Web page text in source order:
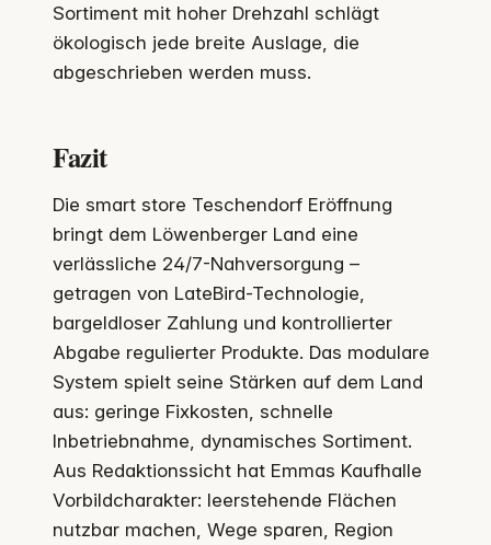
Sortiment mit hoher Drehzahl schlägt
ökologisch jede breite Auslage, die
abgeschrieben werden muss.
Fazit
Die smart store Teschendorf Eröffnung
bringt dem Löwenberger Land eine
verlässliche 24/7-Nahversorgung –
getragen von LateBird-Technologie,
bargeldloser Zahlung und kontrollierter
Abgabe regulierter Produkte. Das modulare
System spielt seine Stärken auf dem Land
aus: geringe Fixkosten, schnelle
Inbetriebnahme, dynamisches Sortiment.
Aus Redaktionssicht hat Emmas Kaufhalle
Vorbildcharakter: leerstehende Flächen
nutzbar machen, Wege sparen, Region